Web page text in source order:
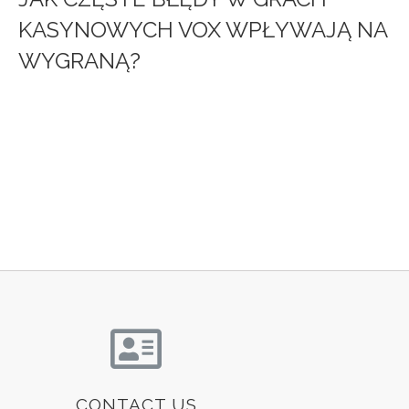
KASYNOWYCH VOX WPŁYWAJĄ NA
WYGRANĄ?
CONTACT US